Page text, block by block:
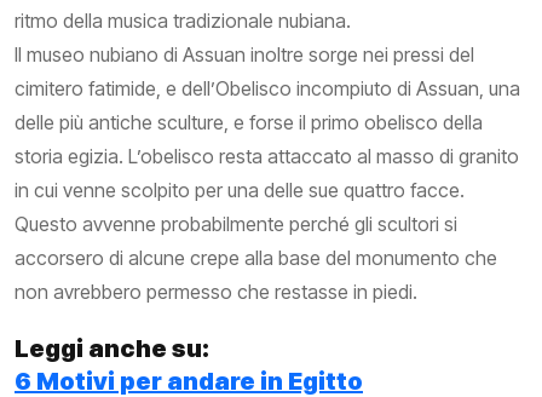
ritmo della musica tradizionale nubiana.
Il museo nubiano di Assuan inoltre sorge nei pressi del
cimitero fatimide, e dell’Obelisco incompiuto di Assuan, una
delle più antiche sculture, e forse il primo obelisco della
storia egizia. L’obelisco resta attaccato al masso di granito
in cui venne scolpito per una delle sue quattro facce.
Questo avvenne probabilmente perché gli scultori si
accorsero di alcune crepe alla base del monumento che
non avrebbero permesso che restasse in piedi.
Leggi anche su:
6 Motivi per andare in Egitto